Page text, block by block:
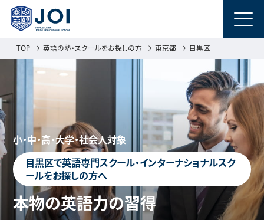
TOP 英語の塾・スクールをお探しの方 東京都 目黒区
小・中・高・大学・社会人対象
目黒区で英語専門スクール・インターナショナルスク
ールをお探しの方へ
本物の英語力の習得